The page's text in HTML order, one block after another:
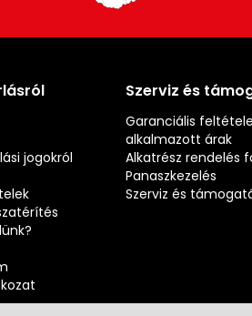
jogokról
Szerviz és
Garanciális
alkalmazott árak
Alkatrész rendelés
Panaszkezelés
Szerviz és